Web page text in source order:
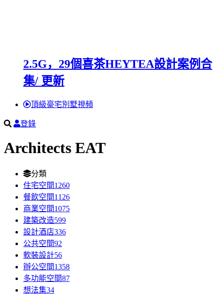
2.5G，29個喜茶HEYTEA設計案例合
集/ 更新
頂級豪宅別墅視頻
登錄
Architects EAT
分類
住宅空間1260
餐飲空間1126
商業空間1075
建築改造599
設計酒店336
公共空間92
軟裝設計56
辦公空間1358
多功能空間87
想法集34